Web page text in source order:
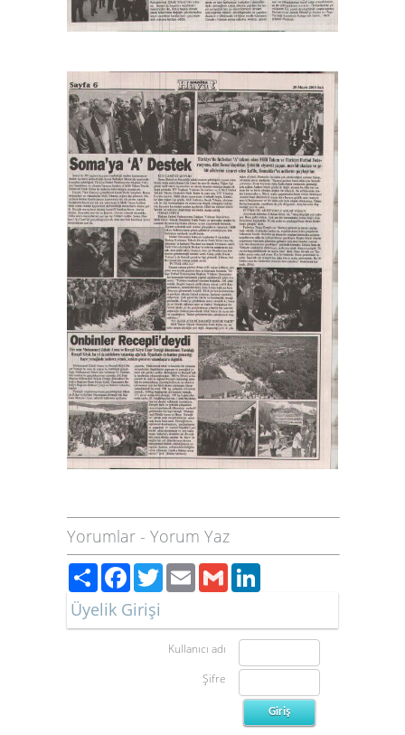
Yorumlar - Yorum Yaz
PaylaşFacebook
TwitterEmailGmail
Üyelik Girişi
Kullanıcı adı
Şifre